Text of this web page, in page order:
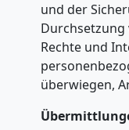
und der
Rechte und
überwiegen,
Umzüge
Steyr